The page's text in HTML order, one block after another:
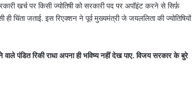
खर्च पर किसी ज्योतिषी को सरकारी पद पर अपॉइंट करने से सिर्फ़
चिंता जताई. इस रिएक्शन ने पूर्व मुख्यमंत्री जे जयललिता की ज्योतिषियों
पंडित रिकी राधा अपना ही भविष्य नहीं देख पाए. विजय सरकार के बुरे